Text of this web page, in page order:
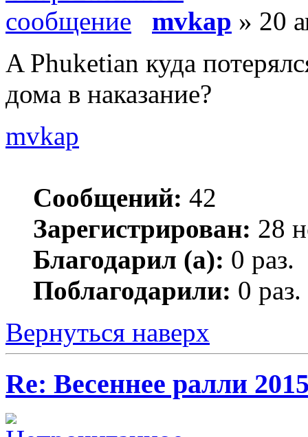
mvkap » 20
A Phuketian куда
дома в наказание?
mvkap
Сообщений: 42
Зарегистрирован: 28
Благодарил (а): 0 раз.
Поблагодарили: 0 раз.
Вернуться наверх
Re: Весеннее ралли